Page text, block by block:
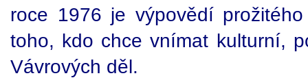
roce 1976 je výpovědí
toho, kdo chce vnímat kulturní,
Vávrových děl.